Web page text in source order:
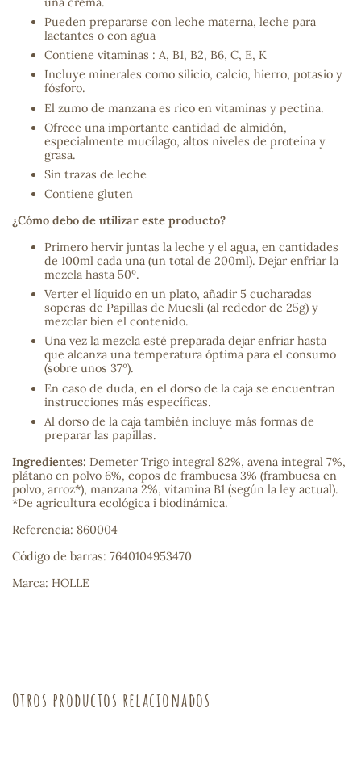
Pueden prepararse con leche materna, leche para
lactantes o con agua
Contiene vitaminas : A, B1, B2, B6, C, E, K
Incluye minerales como silicio, calcio, hierro, potasio y
fósforo.
El zumo de manzana es rico en vitaminas y pectina.
Ofrece una importante cantidad de almidón,
especialmente mucílago, altos niveles de proteína y
grasa.
Sin trazas de leche
Contiene gluten
¿Cómo debo de utilizar este producto?
Primero hervir juntas la leche y el agua, en cantidades
de 100ml cada una (un total de 200ml). Dejar enfriar la
mezcla hasta 50º.
Verter el líquido en un plato, añadir 5 cucharadas
soperas de Papillas de Muesli (al rededor de 25g) y
mezclar bien el contenido.
Una vez la mezcla esté preparada dejar enfriar hasta
que alcanza una temperatura óptima para el consumo
(sobre unos 37º).
En caso de duda, en el dorso de la caja se encuentran
instrucciones más específicas.
Al dorso de la caja también incluye más formas de
preparar las papillas.
Ingredientes: Demeter Trigo integral 82%, avena integral 7%,
plátano en polvo 6%, copos de frambuesa 3% (frambuesa en
polvo, arroz*), manzana 2%, vitamina B1 (según la ley actual).
*De agricultura ecológica i biodinámica.
Referencia: 860004
Código de barras: 7640104953470
Marca: HOLLE
Otros productos relacionados